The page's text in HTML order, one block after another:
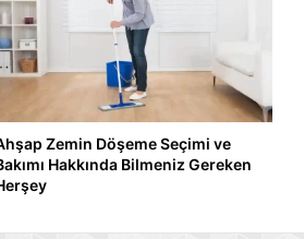
Zemin Döşeme Seçimi ve
Hakkında Bilmeniz Gereken